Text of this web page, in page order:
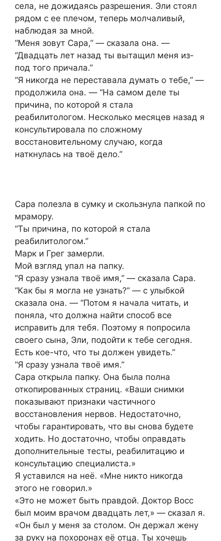
села, не дожидаясь разрешения. Эли стоял
рядом с ее плечом, теперь молчаливый,
наблюдая за мной.
“Меня зовут Сара,” — сказала она. —
“Двадцать лет назад ты вытащил меня из-
под того причала.”
“Я никогда не переставала думать о тебе,” —
продолжила она. — “На самом деле ты
причина, по которой я стала
реабилитологом. Несколько месяцев назад я
консультировала по сложному
восстановительному случаю, когда
наткнулась на твоё дело.”
Сара полезла в сумку и скользнула папкой по
мрамору.
“Ты причина, по которой я стала
реабилитологом.”
Марк и Грег замерли.
Мой взгляд упал на папку.
“Я сразу узнала твоё имя,” — сказала Сара.
“Как бы я могла не узнать?” — с улыбкой
сказала она. — “Потом я начала читать, и
поняла, что должна найти способ все
исправить для тебя. Поэтому я попросила
своего сына, Эли, подойти к тебе сегодня.
Есть кое-что, что ты должен увидеть.”
“Я сразу узнала твоё имя.”
Сара открыла папку. Она была полна
откопированных страниц. «Ваши снимки
показывают признаки частичного
восстановления нервов. Недостаточно,
чтобы гарантировать, что вы снова будете
ходить. Но достаточно, чтобы оправдать
дополнительные тесты, реабилитацию и
консультацию специалиста.»
Я уставился на неё. «Мне никто никогда
этого не говорил.»
«Это не может быть правдой. Доктор Восс
был моим врачом двадцать лет,» — сказал я.
«Он был у меня за столом. Он держал жену
за руку на похоронах её отца. Ты хочешь